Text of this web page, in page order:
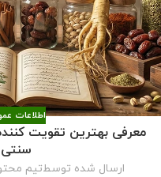
اطلاعات
معرفی بهترین تقویت
سنتی
ارسال شده توسطتیم